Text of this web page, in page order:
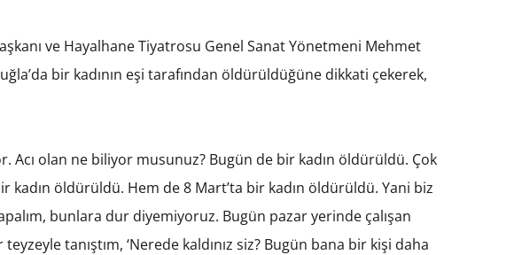
ve Hayalhane Tiyatrosu Genel Sanat Yönetmeni Mehmet
bir kadının eşi tarafından öldürüldüğüne dikkati çekerek,
Acı olan ne biliyor musunuz? Bugün de bir kadın öldürüldü. Çok
kadın öldürüldü. Hem de 8 Mart’ta bir kadın öldürüldü. Yani biz
bunlara dur diyemiyoruz. Bugün pazar yerinde çalışan
tanıştım, ‘Nerede kaldınız siz? Bugün bana bir kişi daha